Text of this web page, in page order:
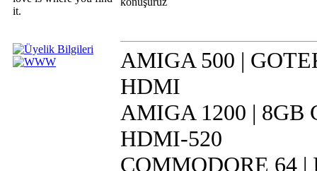
it.
AMIGA 500 |
HDMI
AMIGA 1200 | 8GB
HDMI-520
COMMODORE 64 |